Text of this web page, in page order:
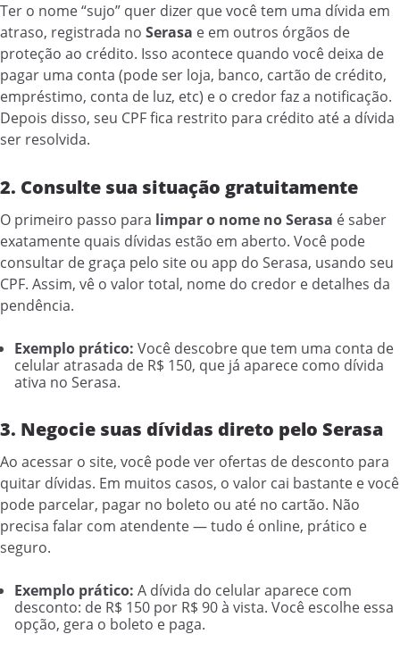
Ter o nome “sujo” quer dizer que você tem uma dívida em
atraso, registrada no Serasa e em outros órgãos de
proteção ao crédito. Isso acontece quando você deixa de
pagar uma conta (pode ser loja, banco, cartão de crédito,
empréstimo, conta de luz, etc) e o credor faz a notificação.
Depois disso, seu CPF fica restrito para crédito até a dívida
ser resolvida.
2. Consulte sua situação gratuitamente
O primeiro passo para limpar o nome no Serasa é saber
exatamente quais dívidas estão em aberto. Você pode
consultar de graça pelo site ou app do Serasa, usando seu
CPF. Assim, vê o valor total, nome do credor e detalhes da
pendência.
Exemplo prático: Você descobre que tem uma conta de
celular atrasada de R$ 150, que já aparece como dívida
ativa no Serasa.
3. Negocie suas dívidas direto pelo Serasa
Ao acessar o site, você pode ver ofertas de desconto para
quitar dívidas. Em muitos casos, o valor cai bastante e você
pode parcelar, pagar no boleto ou até no cartão. Não
precisa falar com atendente — tudo é online, prático e
seguro.
Exemplo prático: A dívida do celular aparece com
desconto: de R$ 150 por R$ 90 à vista. Você escolhe essa
opção, gera o boleto e paga.